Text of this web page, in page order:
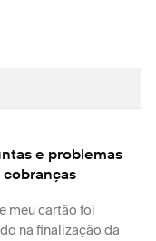
e problemas
cobranças
meu cartão foi
na finalização da